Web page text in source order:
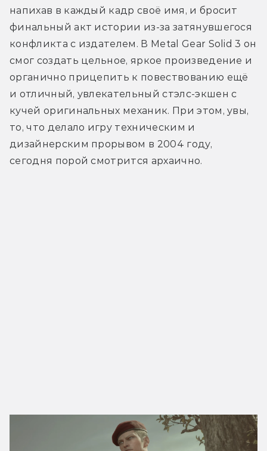
напихав в каждый кадр своё имя, и бросит
финальный акт истории из-за затянувшегося
конфликта с издателем. В Metal Gear Solid 3 он
смог создать цельное, яркое произведение и
органично прицепить к повествованию ещё
и отличный, увлекательный стэлс-экшен с
кучей оригинальных механик. При этом, увы,
то, что делало игру техническим и
дизайнерским прорывом в 2004 году,
сегодня порой смотрится архаично.